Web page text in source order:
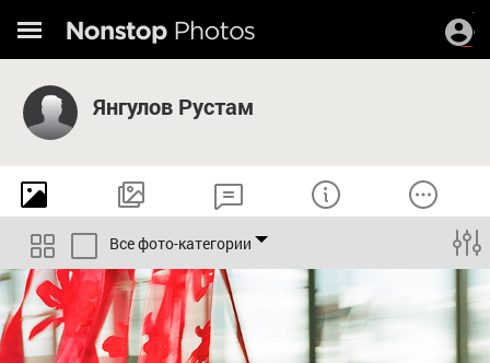
Янгулов Рустам
Все фото-категории